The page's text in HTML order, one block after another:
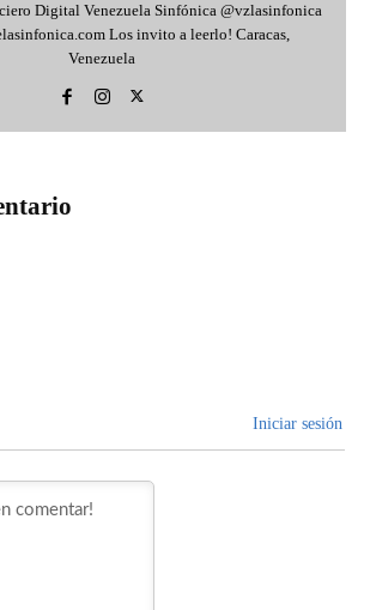
Digital Venezuela Sinfónica @vzlasinfonica
Los invito a leerlo! Caracas,
Venezuela
Iniciar sesión